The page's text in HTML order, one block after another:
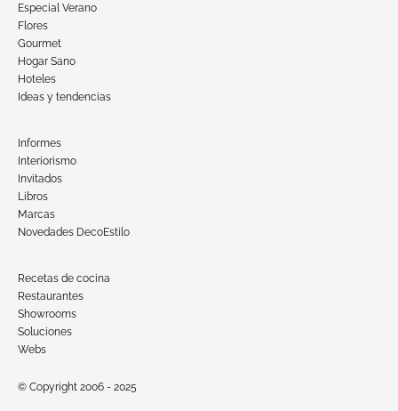
Especial Verano
Flores
Gourmet
Hogar Sano
Hoteles
Ideas y tendencias
Informes
Interiorismo
Invitados
Libros
Marcas
Novedades DecoEstilo
Recetas de cocina
Restaurantes
Showrooms
Soluciones
Webs
© Copyright 2006 - 2025